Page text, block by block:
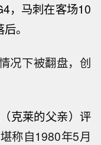
，马刺在客场10
。
况下被翻盘，创
克莱的父亲）评
称自1980年5月